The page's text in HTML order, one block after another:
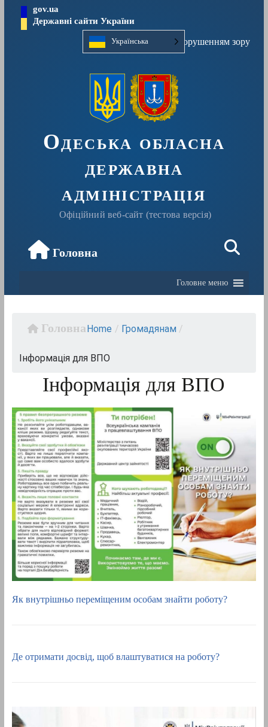
вмісту
gov.ua
Державні сайти України
УкраїнськаЛюдям із порушенням зору
Одеська обласна
державна
адміністрація
Офіційний веб-сайт (тестова версія)
Головне меню
Home / Громадянам /
Інформація для ВПО
Інформація для ВПО
Як внутрішньо переміщеним особам знайти роботу?
Де отримати досвід, щоб влаштуватися на роботу?